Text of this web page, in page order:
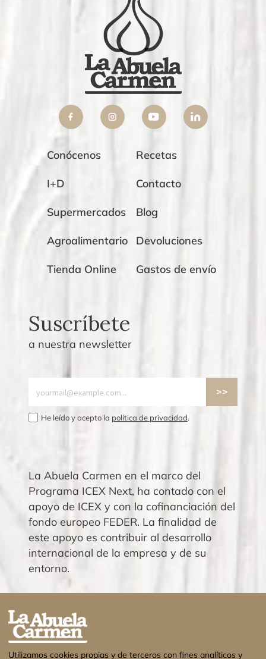
Conócenos
I+D
Supermercados
Agroalimentario
Tienda Online
Recetas
Contacto
Blog
Devoluciones
Gastos de envío
Suscríbete
a nuestra newsletter
He leído y acepto la política de privacidad.
La Abuela Carmen en el marco del
Programa ICEX Next, ha contado con el
apoyo de ICEX y con la cofinanciación del
fondo europeo FEDER. La finalidad de
este apoyo es contribuir al desarrollo
internacional de la empresa y de su
entorno.
Utilizamos cookies propias y de terceros con fines analíticos y